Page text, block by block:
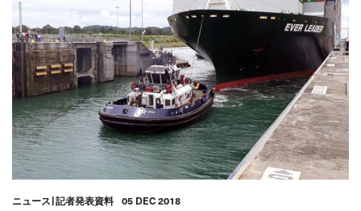
ニュース 記者発表資料 05 DEC 2018